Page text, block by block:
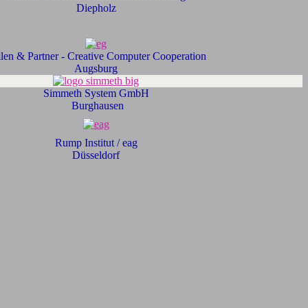
Diepholz
& Partner - Creative Computer Cooperation
Augsburg
Simmeth System GmbH
Burghausen
Rump Institut / eag
Düsseldorf